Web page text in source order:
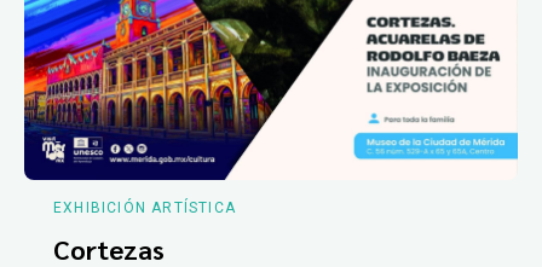
EXHIBICIÓN ARTÍSTICA
Cortezas